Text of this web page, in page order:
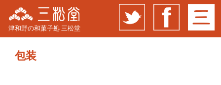
津和野の和菓子処 三松堂
包装